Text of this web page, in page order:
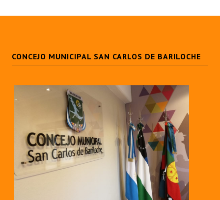
CONCEJO MUNICIPAL SAN CARLOS DE BARILOCHE